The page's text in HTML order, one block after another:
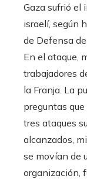
Gaza sufrió el
israelí, según
de Defensa
En el ataque,
trabajadores
la Franja. La
preguntas
tres ataques
alcanzados,
se movían de
organización,